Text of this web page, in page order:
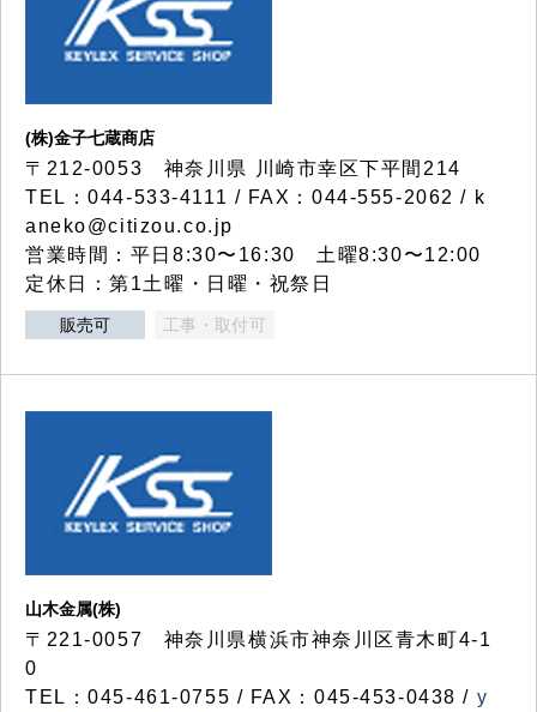
(株)金子七蔵商店
〒212-0053 神奈川県 川崎市幸区下平間214
TEL：044-533-4111 / FAX：044-555-2062 / k
aneko@citizou.co.jp
営業時間：平日8:30〜16:30 土曜8:30〜12:00
定休日：第1土曜・日曜・祝祭日
販売可 工事・取付可
山木金属(株)
〒221-0057 神奈川県横浜市神奈川区青木町4-1
0
TEL：045-461-0755 / FAX：045-453-0438 / y